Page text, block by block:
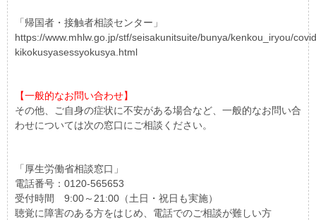
「帰国者・接触者相談センター」
https://www.mhlw.go.jp/stf/seisakunitsuite/bunya/kenkou_iryou/
kikokusyasessyokusya.html
【一般的なお問い合わせ】
その他、ご自身の症状に不安がある場合など、一般的なお問い合
わせについては次の窓口にご相談ください。
「厚生労働省相談窓口」
電話番号：0120-565653
受付時間 9:00～21:00（土日・祝日も実施）
聴覚に障害のある方をはじめ、電話でのご相談が難しい方